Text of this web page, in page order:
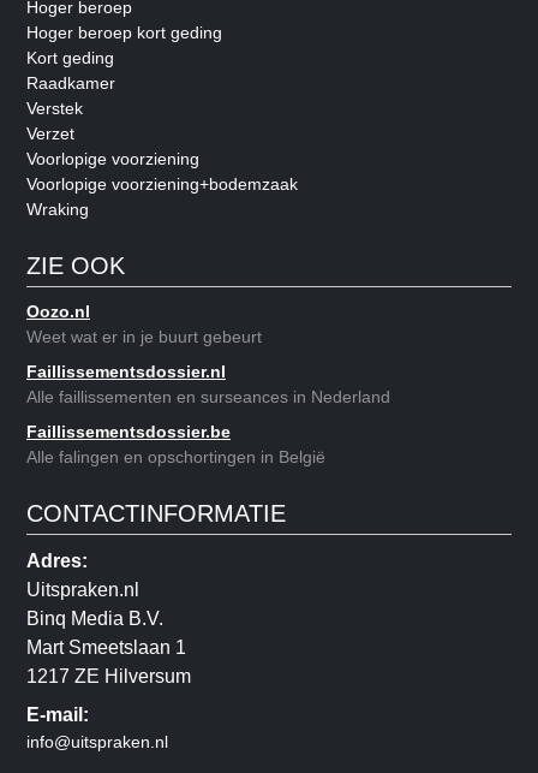
Hoger beroep
Hoger beroep kort geding
Kort geding
Raadkamer
Verstek
Verzet
Voorlopige voorziening
Voorlopige voorziening+bodemzaak
Wraking
ZIE OOK
Oozo.nl
Weet wat er in je buurt gebeurt
Faillissementsdossier.nl
Alle faillissementen en surseances in Nederland
Faillissementsdossier.be
Alle falingen en opschortingen in België
CONTACTINFORMATIE
Adres:
Uitspraken.nl
Binq Media B.V.
Mart Smeetslaan 1
1217 ZE Hilversum
E-mail:
info@uitspraken.nl